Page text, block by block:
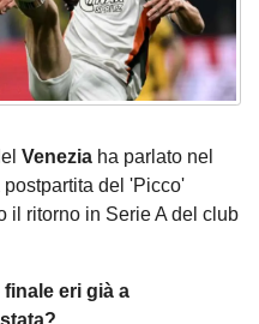
Venezia ha parlato nel
del 'Picco'
il ritorno in Serie A del club
eri già a